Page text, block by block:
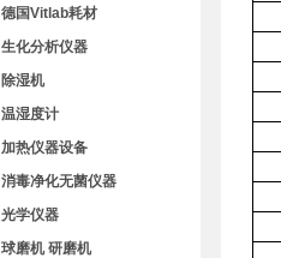
德国Vitlab耗材
生化分析仪器
除湿机
温湿度计
加热仪器设备
消毒净化无菌仪器
光学仪器
球磨机 研磨机